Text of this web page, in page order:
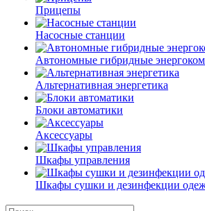
Прицепы
Насосные станции
Автономные гибридные
Альтернативная энергетика
Блоки автоматики
Аксессуары
Шкафы управления
Шкафы сушки и дезинфекции